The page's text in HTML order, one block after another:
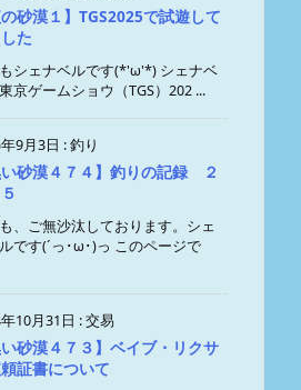
の砂漠１】TGS2025で試遊して
た
シェナベルです(*'ω'*) シェナベ
京ゲームショウ（TGS）202 ...
9月3日 :釣り
い砂漠４７４】釣りの記録 ２
、ご無沙汰しております。シェ
です(´っ･ω･)っ このページで
10月31日 :交易
い砂漠４７３】ベイブ・リクサ
証書について